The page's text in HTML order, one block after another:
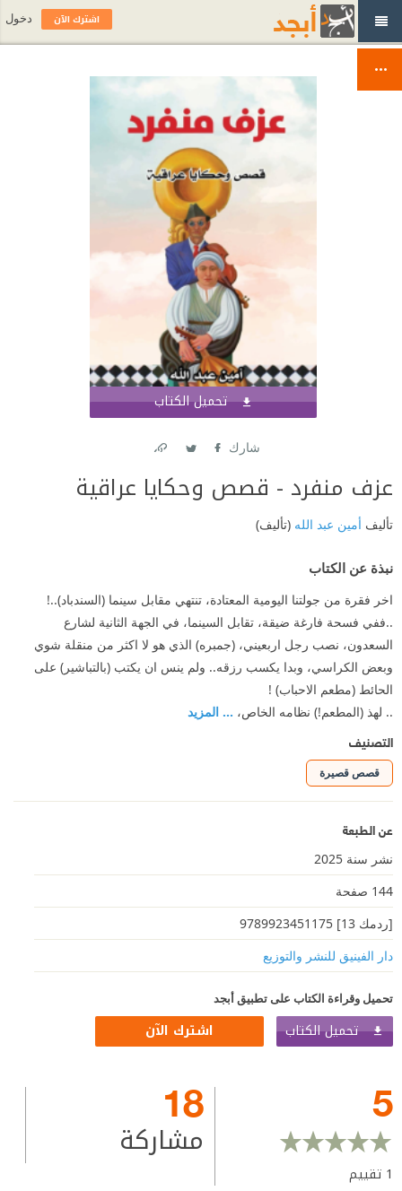
تحميل الكتاب
شارك
عزف منفرد - قصص وحكايا عراقية
تأليف أمين عبد الله (تأليف)
نبذة عن الكتاب
اخر فقرة من جولتنا اليومية المعتادة، تنتهي مقابل سينما (السندباد)..!
..ففي فسحة فارغة ضيقة، تقابل السينما، في الجهة الثانية لشارع
السعدون، نصب رجل اربعيني، (جمبره) الذي هو لا اكثر من منقلة شوي
وبعض الكراسي، وبدا يكسب رزقه.. ولم ينس ان يكتب (بالتباشير) على
الحائط (مطعم الاحباب) !
.. لهذ (المطعم!) نظامه الخاص، ... المزيد
التصنيف
قصص قصيرة
عن الطبعة
نشر سنة 2025
144 صفحة
[ردمك 13] 9789923451175
دار الفينيق للنشر والتوزيع
تحميل وقراءة الكتاب على تطبيق أبجد
تحميل الكتاب اشترك الآن
5
1 تقييم
18
مشاركة
اشترك الآن دخول